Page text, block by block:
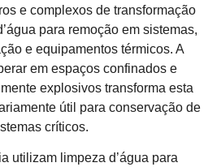
e complexos de transformação
para remoção em sistemas,
e equipamentos térmicos. A
em espaços confinados e
explosivos transforma esta
útil para conservação de
críticos.
utilizam limpeza d’água para